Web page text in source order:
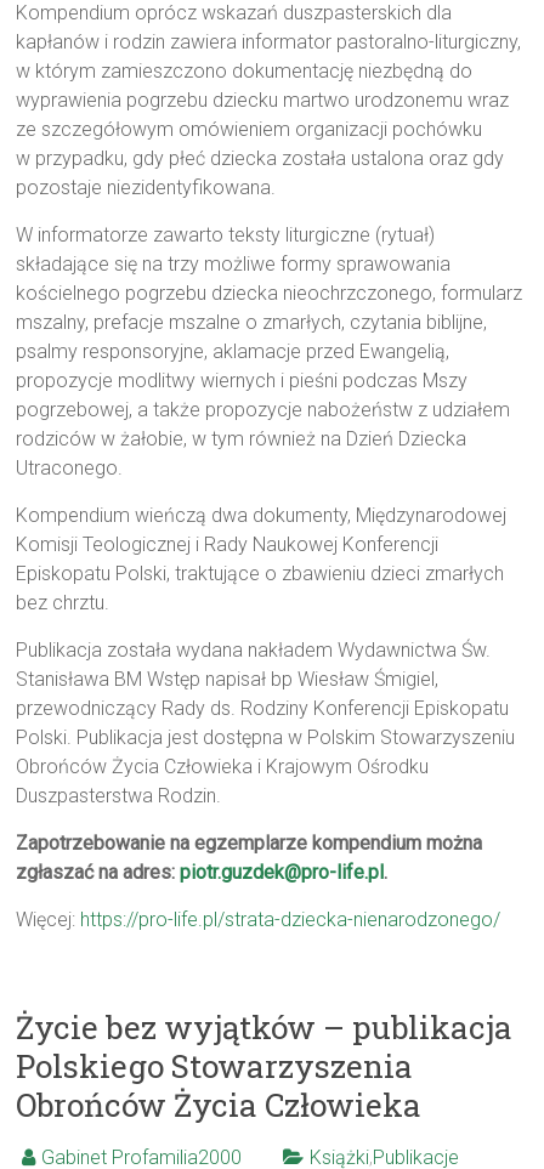
Kompendium oprócz wskazań duszpasterskich dla
kapłanów i rodzin zawiera informator pastoralno-liturgiczny,
w którym zamieszczono dokumentację niezbędną do
wyprawienia pogrzebu dziecku martwo urodzonemu wraz
ze szczegółowym omówieniem organizacji pochówku
w przypadku, gdy płeć dziecka została ustalona oraz gdy
pozostaje niezidentyfikowana.
W informatorze zawarto teksty liturgiczne (rytuał)
składające się na trzy możliwe formy sprawowania
kościelnego pogrzebu dziecka nieochrzczonego, formularz
mszalny, prefacje mszalne o zmarłych, czytania biblijne,
psalmy responsoryjne, aklamacje przed Ewangelią,
propozycje modlitwy wiernych i pieśni podczas Mszy
pogrzebowej, a także propozycje nabożeństw z udziałem
rodziców w żałobie, w tym również na Dzień Dziecka
Utraconego.
Kompendium wieńczą dwa dokumenty, Międzynarodowej
Komisji Teologicznej i Rady Naukowej Konferencji
Episkopatu Polski, traktujące o zbawieniu dzieci zmarłych
bez chrztu.
Publikacja została wydana nakładem Wydawnictwa Św.
Stanisława BM Wstęp napisał bp Wiesław Śmigiel,
przewodniczący Rady ds. Rodziny Konferencji Episkopatu
Polski. Publikacja jest dostępna w Polskim Stowarzyszeniu
Obrońców Życia Człowieka i Krajowym Ośrodku
Duszpasterstwa Rodzin.
Zapotrzebowanie na egzemplarze kompendium można
zgłaszać na adres:piotr.guzdek@pro-life.pl.
Więcej: https://pro-life.pl/strata-dziecka-nienarodzonego/
Życie bez wyjątków – publikacja
Polskiego Stowarzyszenia
Obrońców Życia Człowieka
Gabinet Profamilia2000 Książki,Publikacje